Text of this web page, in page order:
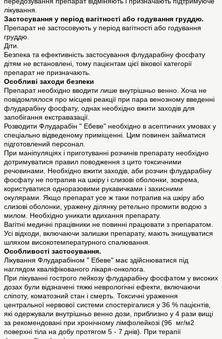
лікування.
Застосування у період вагітності або годування груддю.
Препарат не застосовують у період вагітності або годування
груддю.
Діти.
Безпека та ефективність застосування флударабіну фосфату
дітям не встановлені, тому пацієнтам цієї вікової категорії
препарат не призначають.
Особливі заходи безпеки
Препарат необхідно вводити лише внутрішньо венно. Хоча не
повідомлялося про місцеві реакції при пара венозному введенні
флударабіну фосфату, однак необхідно вжити заходів для
запобігання екстравазації.
Розводити Флударабін " Ебеве" необхідно в асептичних умовах у
спеціально відведеному приміщенні. Цим повинен займатися
підготовлений персонал.
При маніпуляціях і приготуванні розчинів препарату необхідно
дотримуватися правил поводження з цито токсичними
речовинами. Необхідно вжити заходів, аби розчин флударабіну
фосфату не потрапив на шкіру і слизові оболонки, зокрема,
користуватися одноразовими рукавичками і захисними
окулярами. Якщо препарат усе ж таки потрапив на шкіру або
слизові оболонки, уражену ділянку ретельно промити водою з
милом. Необхідно уникати вдихання препарату.
Вагітні медичні працівники не повинні працювати з препаратом.
Усі відходи, включаючи залишки препарату, мають знищуватися
шляхом високотемпературного спалювання.
Особливості застосування.
Лікування Флударабіном " Ебеве" має здійснюватися під
наглядом кваліфікованого лікаря-онколога.
При лікуванні гострого лейкозу флударабіну фосфатом у високих
дозах були відзначені тяжкі неврологічні ефекти, включаючи
сліпоту, коматозний стан і смерть. Токсичні ураження
центральної нервової системи спостерігалися у 36 % пацієнтів,
які одержували внутрішньо венно дози, приблизно у 4 рази вищі
за рекомендовані при хронічному лімфолейкозі (96 мг/м2
поверхні тіла на добу протягом 5 - 7 днів). При терапії